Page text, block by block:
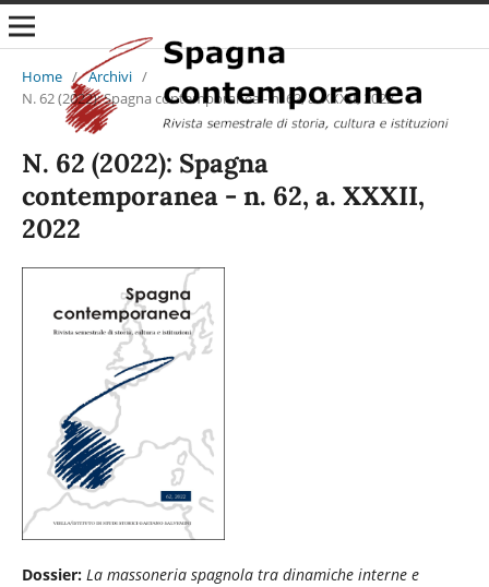
Home / Archivi /
N. 62 (2022): Spagna contemporanea - n. 62, a. XXXII, 2022
N. 62 (2022): Spagna
contemporanea - n. 62, a. XXXII,
2022
Dossier: La massoneria spagnola tra dinamiche interne e